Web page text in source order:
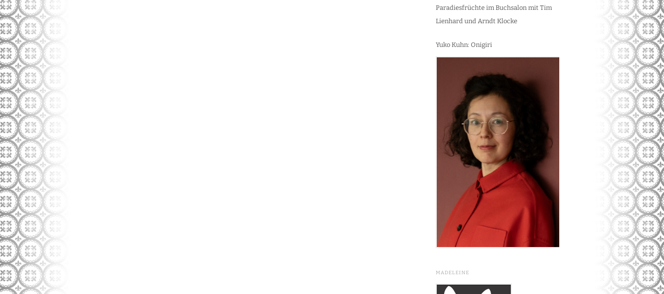
Paradiesfrüchte im Buchsalon mit Tim
Lienhard und Arndt Klocke
Yuko Kuhn: Onigiri
MADELEINE